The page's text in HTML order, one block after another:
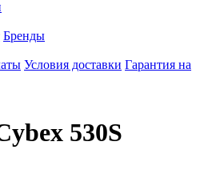
Бренды
Условия доставки Гарантия на
530S